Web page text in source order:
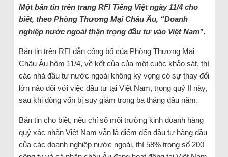
Một bản tin trên trang RFI Tiếng Việt ngày 11/4 cho
biết, theo Phòng Thương Mại Châu Âu, “Doanh
nghiệp nước ngoài thận trọng đầu tư vào Việt Nam”.
Bản tin trên RFI dẫn công bố của Phòng Thương Mại
Châu Âu hôm 11/4, về kết của của một cuộc khảo sát, thì
các nhà đầu tư nước ngoài không kỳ vọng có sự thay đổi
lớn nào đối với việc đầu tư tại Việt Nam, trong quý II này,
sau khi dòng vốn bị suy giảm trong ba tháng đầu năm.
Bản tin cho biết, nếu chỉ số môi trường kinh doanh hàng
quý xác nhận Việt Nam vẫn là điểm đến đầu tư hàng đầu
của các doanh nghiệp nước ngoài, thì 58% trong số 200